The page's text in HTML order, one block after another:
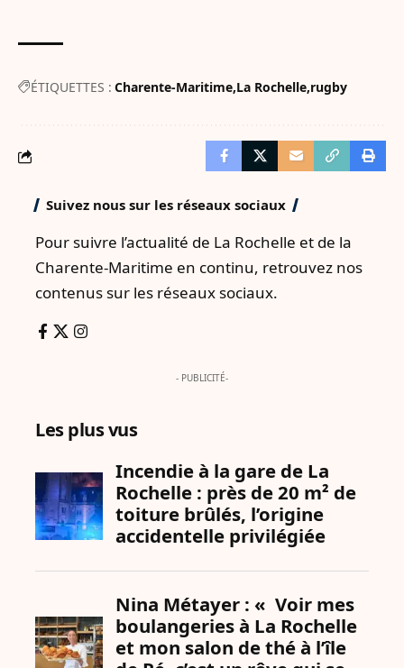
ÉTIQUETTES : Charente-Maritime La Rochelle rugby
Suivez nous sur les réseaux sociaux
Pour suivre l’actualité de La Rochelle et de la
Charente-Maritime en continu, retrouvez nos
contenus sur les réseaux sociaux.
- PUBLICITÉ-
Les plus vus